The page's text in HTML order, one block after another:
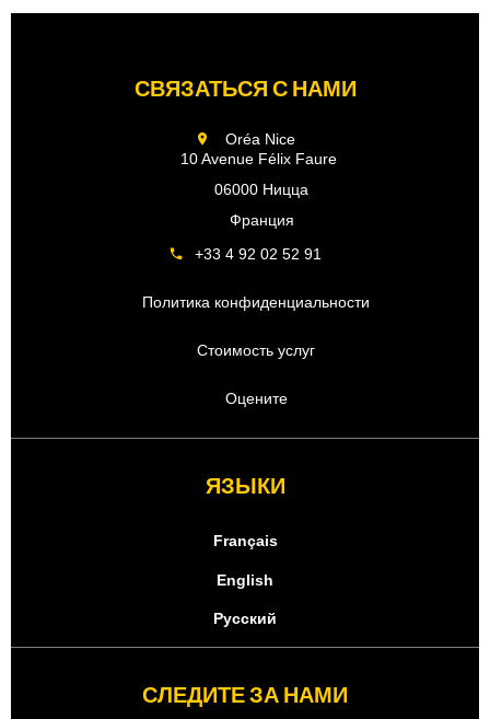
СВЯЗАТЬСЯ С НАМИ
Oréa Nice
10 Avenue Félix Faure
06000 Ницца
Франция
+33 4 92 02 52 91
Политика конфиденциальности
Стоимость услуг
Оцените
ЯЗЫКИ
Français
English
Русский
СЛЕДИТЕ ЗА НАМИ